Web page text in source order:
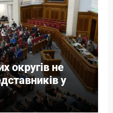
округів не
у